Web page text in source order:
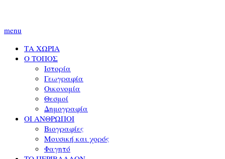
menu
ΤΑ ΧΩΡΙΑ
Ο ΤΟΠΟΣ
Ιστορία
Γεωγραφία
Οικονομία
Θεσμοί
Δημογραφία
ΟΙ ΑΝΘΡΩΠΟΙ
Βιογραφίες
Μουσική και χορός
Φαγητό